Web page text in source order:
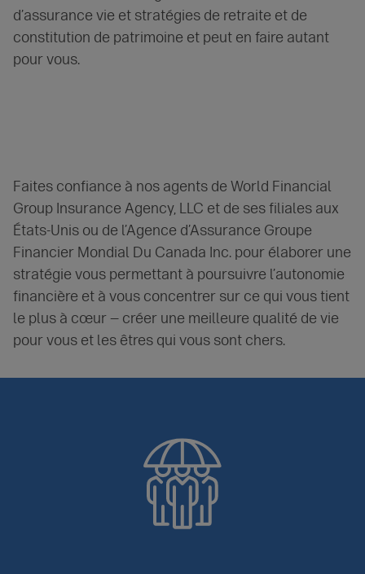
d’assurance vie et stratégies de retraite et de
constitution de patrimoine et peut en faire autant
pour vous.
Faites confiance à nos agents de World Financial
Group Insurance Agency, LLC et de ses filiales aux
États-Unis ou de l’Agence d’Assurance Groupe
Financier Mondial Du Canada Inc. pour élaborer une
stratégie vous permettant à poursuivre l’autonomie
financière et à vous concentrer sur ce qui vous tient
le plus à cœur — créer une meilleure qualité de vie
pour vous et les êtres qui vous sont chers.